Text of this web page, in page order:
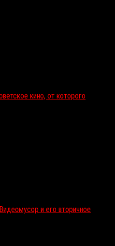
кино, от которого
и его вторичное